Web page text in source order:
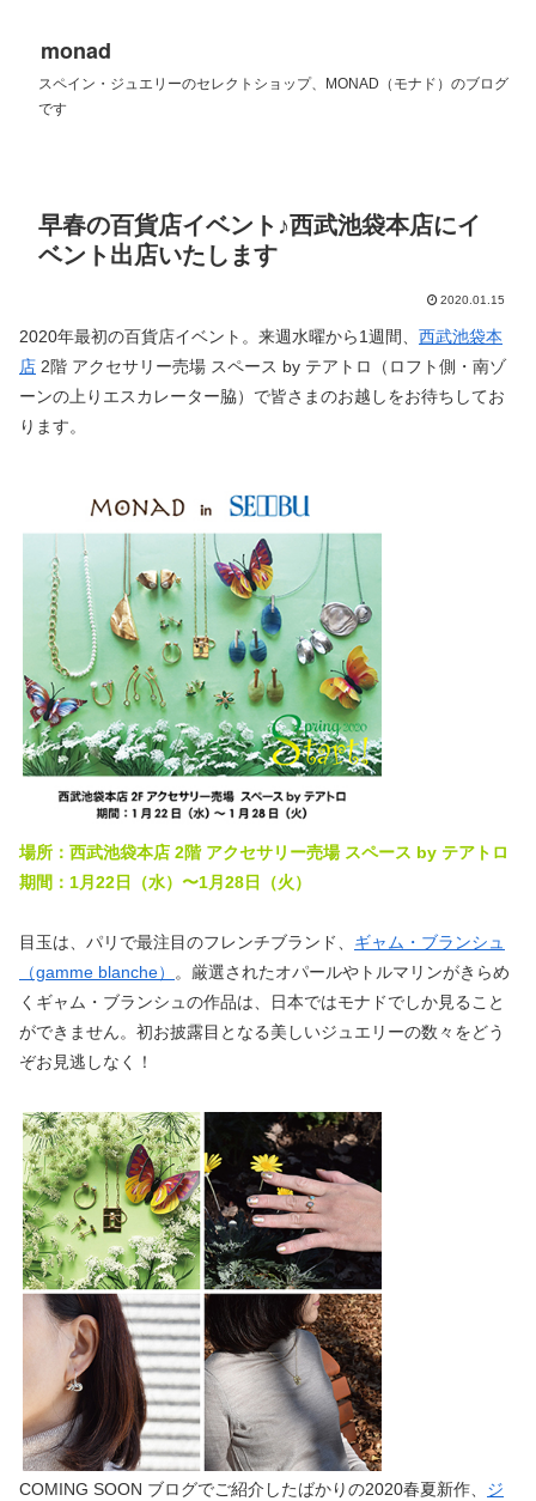
monad
スペイン・ジュエリーのセレクトショップ、MONAD（モナド）のブログ
です
早春の百貨店イベント♪西武池袋本店にイ
ベント出店いたします
2020.01.15
2020年最初の百貨店イベント。来週水曜から1週間、 西武池袋本
店 2階 アクセサリー売場 スペース by テアトロ（ロフト側・南ゾ
ーンの上りエスカレーター脇）で皆さまのお越しをお待ちしてお
ります。
場所：西武池袋本店 2階 アクセサリー売場 スペース by テアトロ
期間：1月22日（水）〜1月28日（火）
目玉は、パリで最注目のフレンチブランド、 ギャム・ブランシュ
（gamme blanche） 。厳選されたオパールやトルマリンがきらめ
くギャム・ブランシュの作品は、日本ではモナドでしか見ること
ができません。初お披露目となる美しいジュエリーの数々をどう
ぞお見逃しなく！
COMING SOON ブログでご紹介したばかりの2020春夏新作、 ジ